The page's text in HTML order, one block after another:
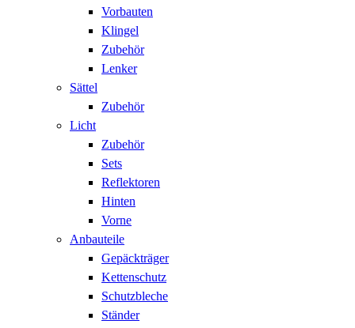
Vorbauten
Klingel
Zubehör
Lenker
Sättel
Zubehör
Licht
Zubehör
Sets
Reflektoren
Hinten
Vorne
Anbauteile
Gepäckträger
Kettenschutz
Schutzbleche
Ständer